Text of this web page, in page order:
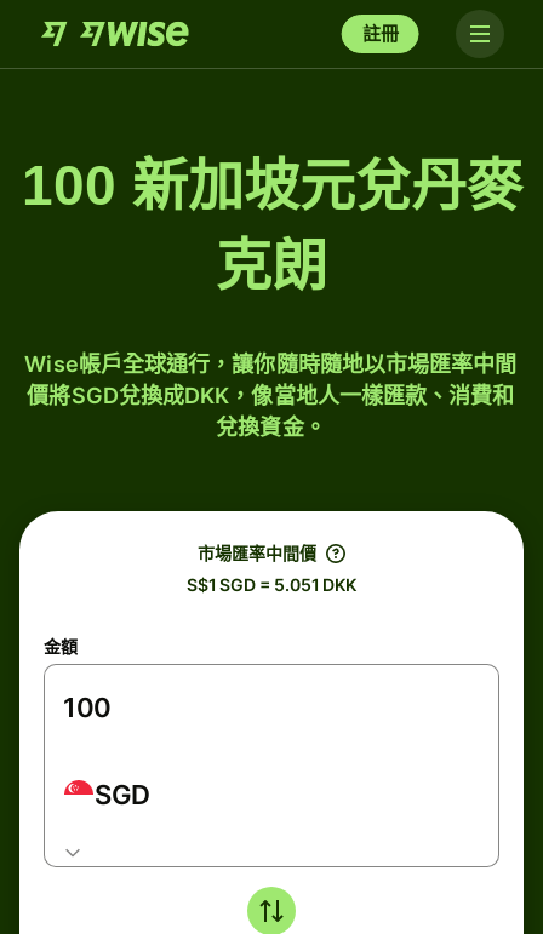
註冊
100 新加坡元兌丹麥
克朗
Wise帳戶全球通行，讓你隨時隨地以市場匯率中間
價將SGD兌換成DKK，像當地人一樣匯款、消費和
兌換資金。
市場匯率中間價
S$1 SGD = 5.051 DKK
金額
SGD